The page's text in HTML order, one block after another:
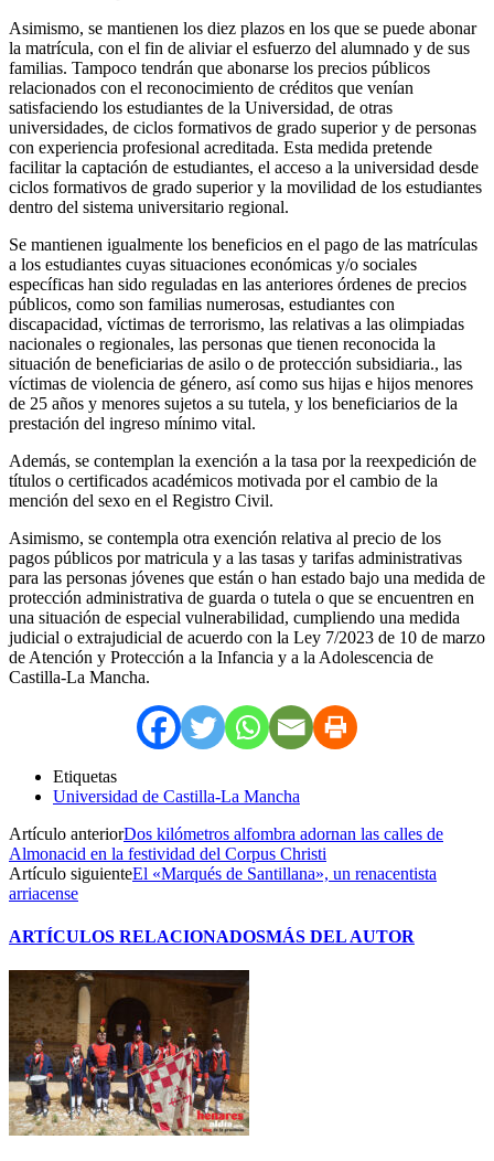
Asimismo, se mantienen los diez plazos en los que se puede abonar
la matrícula, con el fin de aliviar el esfuerzo del alumnado y de sus
familias. Tampoco tendrán que abonarse los precios públicos
relacionados con el reconocimiento de créditos que venían
satisfaciendo los estudiantes de la Universidad, de otras
universidades, de ciclos formativos de grado superior y de personas
con experiencia profesional acreditada. Esta medida pretende
facilitar la captación de estudiantes, el acceso a la universidad desde
ciclos formativos de grado superior y la movilidad de los estudiantes
dentro del sistema universitario regional.
Se mantienen igualmente los beneficios en el pago de las matrículas
a los estudiantes cuyas situaciones económicas y/o sociales
específicas han sido reguladas en las anteriores órdenes de precios
públicos, como son familias numerosas, estudiantes con
discapacidad, víctimas de terrorismo, las relativas a las olimpiadas
nacionales o regionales, las personas que tienen reconocida la
situación de beneficiarias de asilo o de protección subsidiaria., las
víctimas de violencia de género, así como sus hijas e hijos menores
de 25 años y menores sujetos a su tutela, y los beneficiarios de la
prestación del ingreso mínimo vital.
Además, se contemplan la exención a la tasa por la reexpedición de
títulos o certificados académicos motivada por el cambio de la
mención del sexo en el Registro Civil.
Asimismo, se contempla otra exención relativa al precio de los
pagos públicos por matricula y a las tasas y tarifas administrativas
para las personas jóvenes que están o han estado bajo una medida de
protección administrativa de guarda o tutela o que se encuentren en
una situación de especial vulnerabilidad, cumpliendo una medida
judicial o extrajudicial de acuerdo con la Ley 7/2023 de 10 de marzo
de Atención y Protección a la Infancia y a la Adolescencia de
Castilla-La Mancha.
Etiquetas
Universidad de Castilla-La Mancha
Artículo anteriorDos kilómetros alfombra adornan las calles de
Almonacid en la festividad del Corpus Christi
Artículo siguienteEl «Marqués de Santillana», un renacentista
arriacense
ARTÍCULOS RELACIONADOSMÁS DEL AUTOR